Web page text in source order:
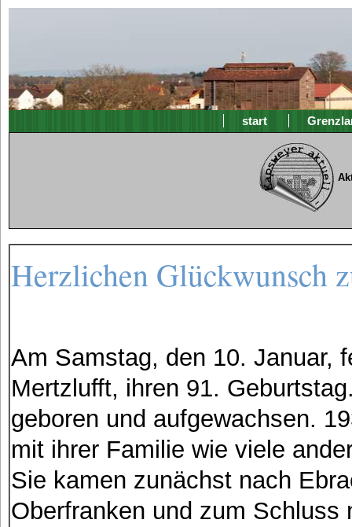
start
Herzlichen Glückwunsch
Am Samstag, den 10. Januar,
Mertzlufft, ihren 91.
geboren und aufgewachsen.
mit ihrer Familie wie viele
Sie kamen zunächst nach
Oberfranken und zum